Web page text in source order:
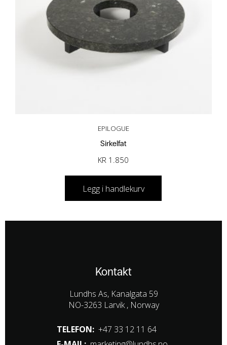
EPILOGUE
Sirkelfat
KR 1.850
Legg i handlekurv
Kontakt
Lundhs As, Kanalgata 59
NO-3263 Larvik , Norway
TELEFON: +47 33 12 11 64